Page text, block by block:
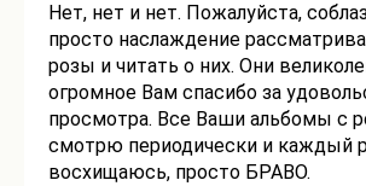
Нет, нет и нет. Пожалуйста,
просто наслаждение
розы и читать о них. Они
огромное Вам спасибо за
просмотра. Все Ваши альбомы с
смотрю периодически и каждый
восхищаюсь, просто БРАВО.